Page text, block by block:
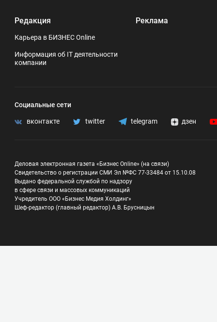
Редакция
Карьера в БИЗНЕС Online
Информация об IT деятельности
компании
Реклама
Социальные сети
вконтакте twitter telegram дзен
Деловая электронная газета «Бизнес Online» (на связи)
Свидетельство о регистрации СМИ Эл №ФС 77-33484 от 15.10.08
Выдано федеральной службой по надзору
в сфере связи и массовых коммуникаций
Учредитель ООО «Бизнес Медия Холдинг»
Шеф-редактор (главный редактор) А.В. Брусницын